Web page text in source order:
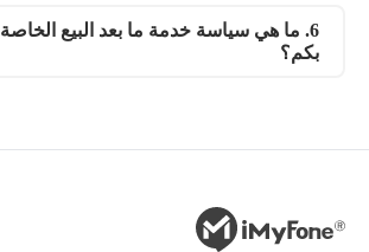
6. ما هي سياسة خدمة ما بعد البيع الخاصة
بكم؟